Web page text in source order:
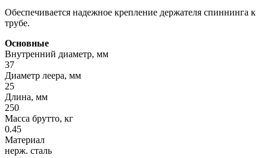
Обеспечивается надежное крепление держателя спиннинга к
трубе.
Основные
Внутренний диаметр, мм
37
Диаметр леера, мм
25
Длина, мм
250
Масса брутто, кг
0.45
Материал
нерж. сталь